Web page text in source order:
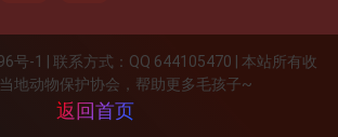
号-1 | 联系方式：QQ 644105470 | 本站所有收
地动物保护协会，帮助更多毛孩子~
返回首页